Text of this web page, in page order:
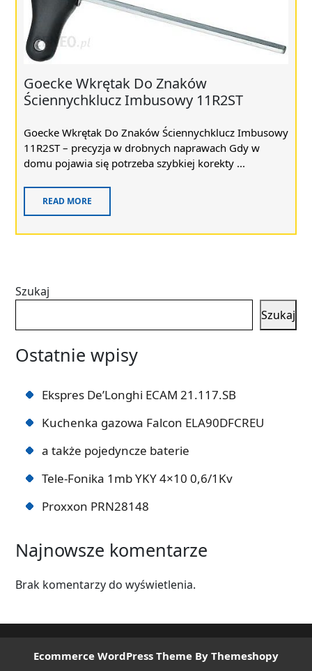
Goecke Wkrętak Do Znaków
Ściennychklucz Imbusowy 11R2ST
Goecke Wkrętak Do Znaków Ściennychklucz Imbusowy
11R2ST – precyzja w drobnych naprawach Gdy w
domu pojawia się potrzeba szybkiej korekty ...
READ MORE
Szukaj
Szukaj
Ostatnie wpisy
Ekspres De’Longhi ECAM 21.117.SB
Kuchenka gazowa Falcon ELA90DFCREU
a także pojedyncze baterie
Tele-Fonika 1mb YKY 4×10 0,6/1Kv
Proxxon PRN28148
Najnowsze komentarze
Brak komentarzy do wyświetlenia.
Ecommerce WordPress Theme By Themeshopy